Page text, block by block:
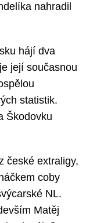
nahradil
hájí dva
její současnou
statistik.
Škodovku
české extraligy,
coby
NL.
Matěj